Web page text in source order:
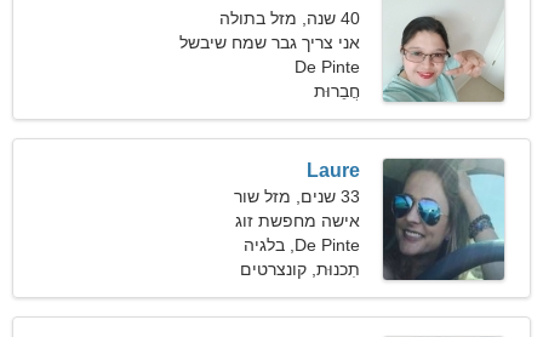
40 שנה, מזל בתולה
אני צריך גבר שמח שיבשל
ביחד
De Pinte
חֲבֵרוּת
Laure
33 שנים, מזל שור
אישה מחפשת זוג
De Pinte, בלגיה
תִכנוּת, קונצרטים